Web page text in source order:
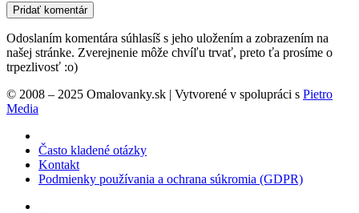
Odoslaním komentára súhlasíš s jeho uložením a zobrazením na
našej stránke. Zverejnenie môže chvíľu trvať, preto ťa prosíme o
trpezlivosť :o)
© 2008 – 2025 Omalovanky.sk | Vytvorené v spolupráci s Pietro
Media
Často kladené otázky
Kontakt
Podmienky používania a ochrana súkromia (GDPR)